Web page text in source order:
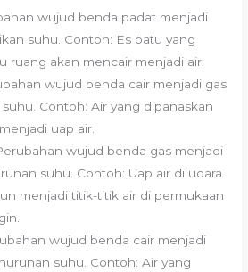
wujud benda padat menjadi
suhu. Contoh: Es batu yang
ruang akan mencair menjadi air.
wujud benda cair menjadi gas
Contoh: Air yang dipanaskan
uap air.
wujud benda gas menjadi
suhu. Contoh: Uap air di udara
menjadi titik-titik air di permukaan
wujud benda cair menjadi
suhu. Contoh: Air yang